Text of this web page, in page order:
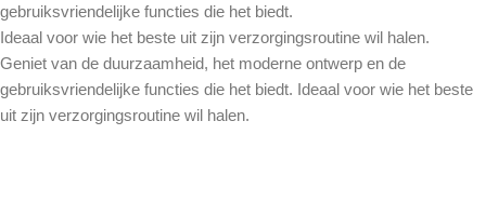
gebruiksvriendelijke functies die het biedt.
Ideaal voor wie het beste uit zijn verzorgingsroutine wil halen.
Geniet van de duurzaamheid, het moderne ontwerp en de
gebruiksvriendelijke functies die het biedt. Ideaal voor wie het beste
uit zijn verzorgingsroutine wil halen.